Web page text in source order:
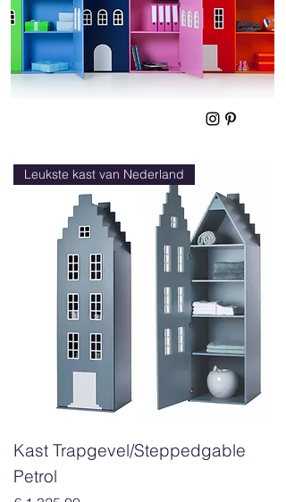
Leukste kast van Nederland
Kast Trapgevel/Steppedgable
Petrol